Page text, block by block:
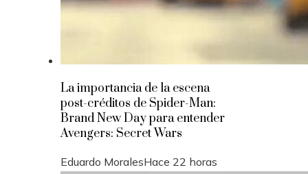
La importancia de la escena
post-créditos de Spider-Man:
Brand New Day para entender
Avengers: Secret Wars
Eduardo MoralesHace 22 horas